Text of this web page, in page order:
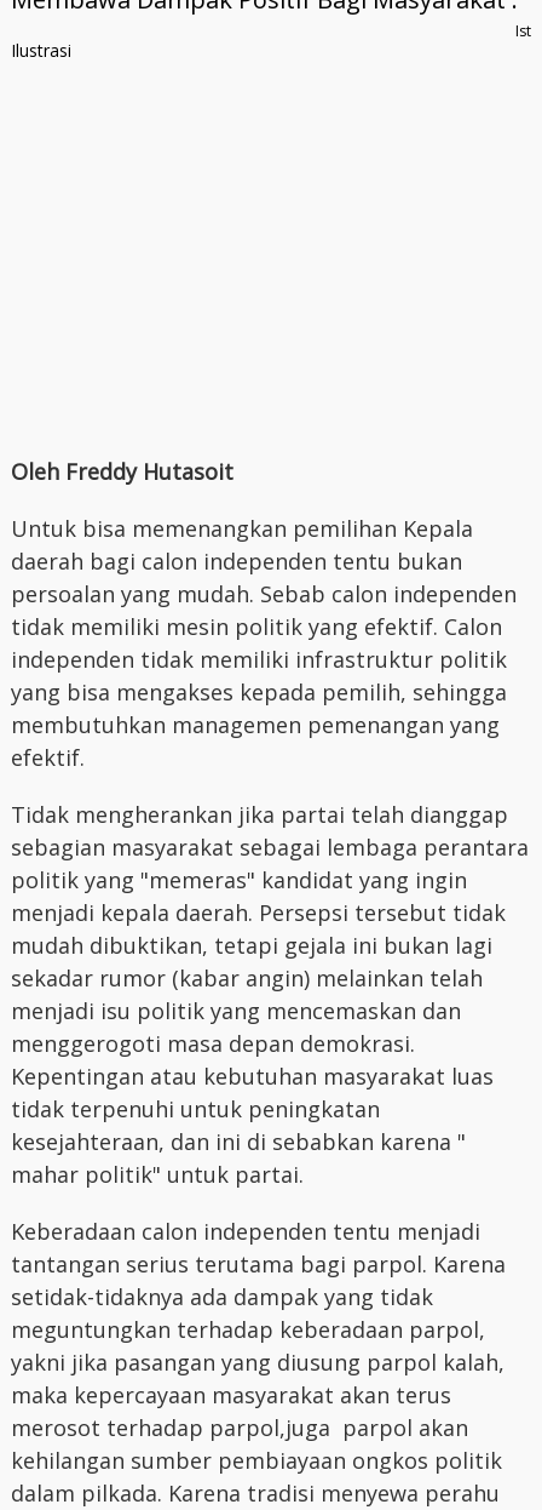
Ist
Ilustrasi
Oleh Freddy Hutasoit
Untuk bisa memenangkan pemilihan Kepala
daerah bagi calon independen tentu bukan
persoalan yang mudah. Sebab calon independen
tidak memiliki mesin politik yang efektif. Calon
independen tidak memiliki infrastruktur politik
yang bisa mengakses kepada pemilih, sehingga
membutuhkan managemen pemenangan yang
efektif.
Tidak mengherankan jika partai telah dianggap
sebagian masyarakat sebagai lembaga perantara
politik yang "memeras" kandidat yang ingin
menjadi kepala daerah. Persepsi tersebut tidak
mudah dibuktikan, tetapi gejala ini bukan lagi
sekadar rumor (kabar angin) melainkan telah
menjadi isu politik yang mencemaskan dan
menggerogoti masa depan demokrasi.
Kepentingan atau kebutuhan masyarakat luas
tidak terpenuhi untuk peningkatan
kesejahteraan, dan ini di sebabkan karena "
mahar politik" untuk partai.
Keberadaan calon independen tentu menjadi
tantangan serius terutama bagi parpol. Karena
setidak-tidaknya ada dampak yang tidak
meguntungkan terhadap keberadaan parpol,
yakni jika pasangan yang diusung parpol kalah,
maka kepercayaan masyarakat akan terus
merosot terhadap parpol,juga parpol akan
kehilangan sumber pembiayaan ongkos politik
dalam pilkada. Karena tradisi menyewa perahu